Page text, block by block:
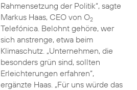
Rahmensetzung der Politik“, sagte
Markus Haas, CEO von O2
Telefónica. Belohnt gehöre, wer
sich anstrenge, etwa beim
Klimaschutz. „Unternehmen, die
besonders grün sind, sollten
Erleichterungen erfahren“,
ergänzte Haas. „Für uns würde das